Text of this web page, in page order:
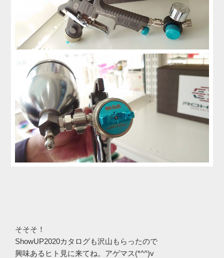
そそそ！
ShowUP2020カタログも沢山もらったので
興味あるヒト見に来てね。アゲマス(*^^)v